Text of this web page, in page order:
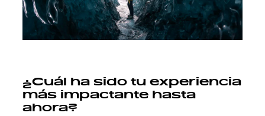
¿Cuál ha sido tu experiencia
más impactante hasta
ahora?